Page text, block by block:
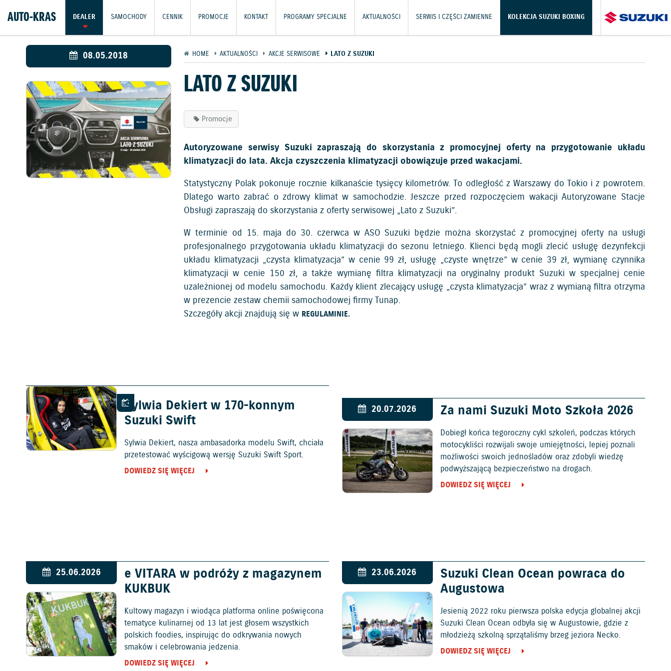
AUTO-KRAS DEALER SAMOCHODY CENNIK PROMOCJE KONTAKT PROGRAMY SPECJALNE AKTUALNOŚCI SERWIS I CZĘŚCI ZAMIENNE KOLEKCJA SUZUKI BOXING
08.05.2018 HOME AKTUALNOŚCI AKCJE SERWISOWE LATO Z SUZUKI
LATO Z SUZUKI
Promocje
Autoryzowane serwisy Suzuki zapraszają do skorzystania z promocyjnej oferty na przygotowanie układu
klimatyzacji do lata. Akcja czyszczenia klimatyzacji obowiązuje przed wakacjami.
Statystyczny Polak pokonuje rocznie kilkanaście tysięcy kilometrów. To odległość z Warszawy do Tokio i z powrotem.
Dlatego warto zabrać o zdrowy klimat w samochodzie. Jeszcze przed rozpoczęciem wakacji Autoryzowane Stacje
Obsługi zapraszają do skorzystania z oferty serwisowej „Lato z Suzuki”.
W terminie od 15. maja do 30. czerwca w ASO Suzuki będzie można skorzystać z promocyjnej oferty na usługi
profesjonalnego przygotowania układu klimatyzacji do sezonu letniego. Klienci będą mogli zlecić usługę dezynfekcji
układu klimatyzacji „czysta klimatyzacja” w cenie 99 zł, usługę „czyste wnętrze” w cenie 39 zł, wymianę czynnika
klimatyzacji w cenie 150 zł, a także wymianę filtra klimatyzacji na oryginalny produkt Suzuki w specjalnej cenie
uzależnionej od modelu samochodu. Każdy klient zlecający usługę „czysta klimatyzacja” wraz z wymianą filtra otrzyma
w prezencie zestaw chemii samochodowej firmy Tunap.
Szczegóły akcji znajdują się w REGULAMINIE.
30.07.2026
Sylwia Dekiert w 170-konnym
Suzuki Swift
Sylwia Dekiert, nasza ambasadorka modelu Swift, chciała
przetestować wyścigową wersję Suzuki Swift Sport.
DOWIEDZ SIĘ WIĘCEJ
20.07.2026 Za nami Suzuki Moto Szkoła 2026
Dobiegł końca tegoroczny cykl szkoleń, podczas których
motocykliści rozwijali swoje umiejętności, lepiej poznali
możliwości swoich jednośladów oraz zdobyli wiedzę
podwyższającą bezpieczeństwo na drogach.
DOWIEDZ SIĘ WIĘCEJ
25.06.2026
e VITARA w podróży z magazynem
KUKBUK
Kultowy magazyn i wiodąca platforma online poświęcona
tematyce kulinarnej od 13 lat jest głosem wszystkich
polskich foodies, inspirując do odkrywania nowych
smaków i celebrowania jedzenia.
DOWIEDZ SIĘ WIĘCEJ
23.06.2026
Suzuki Clean Ocean powraca do
Augustowa
Jesienią 2022 roku pierwsza polska edycja globalnej akcji
Suzuki Clean Ocean odbyła się w Augustowie, gdzie z
młodzieżą szkolną sprzątaliśmy brzeg jeziora Necko.
DOWIEDZ SIĘ WIĘCEJ